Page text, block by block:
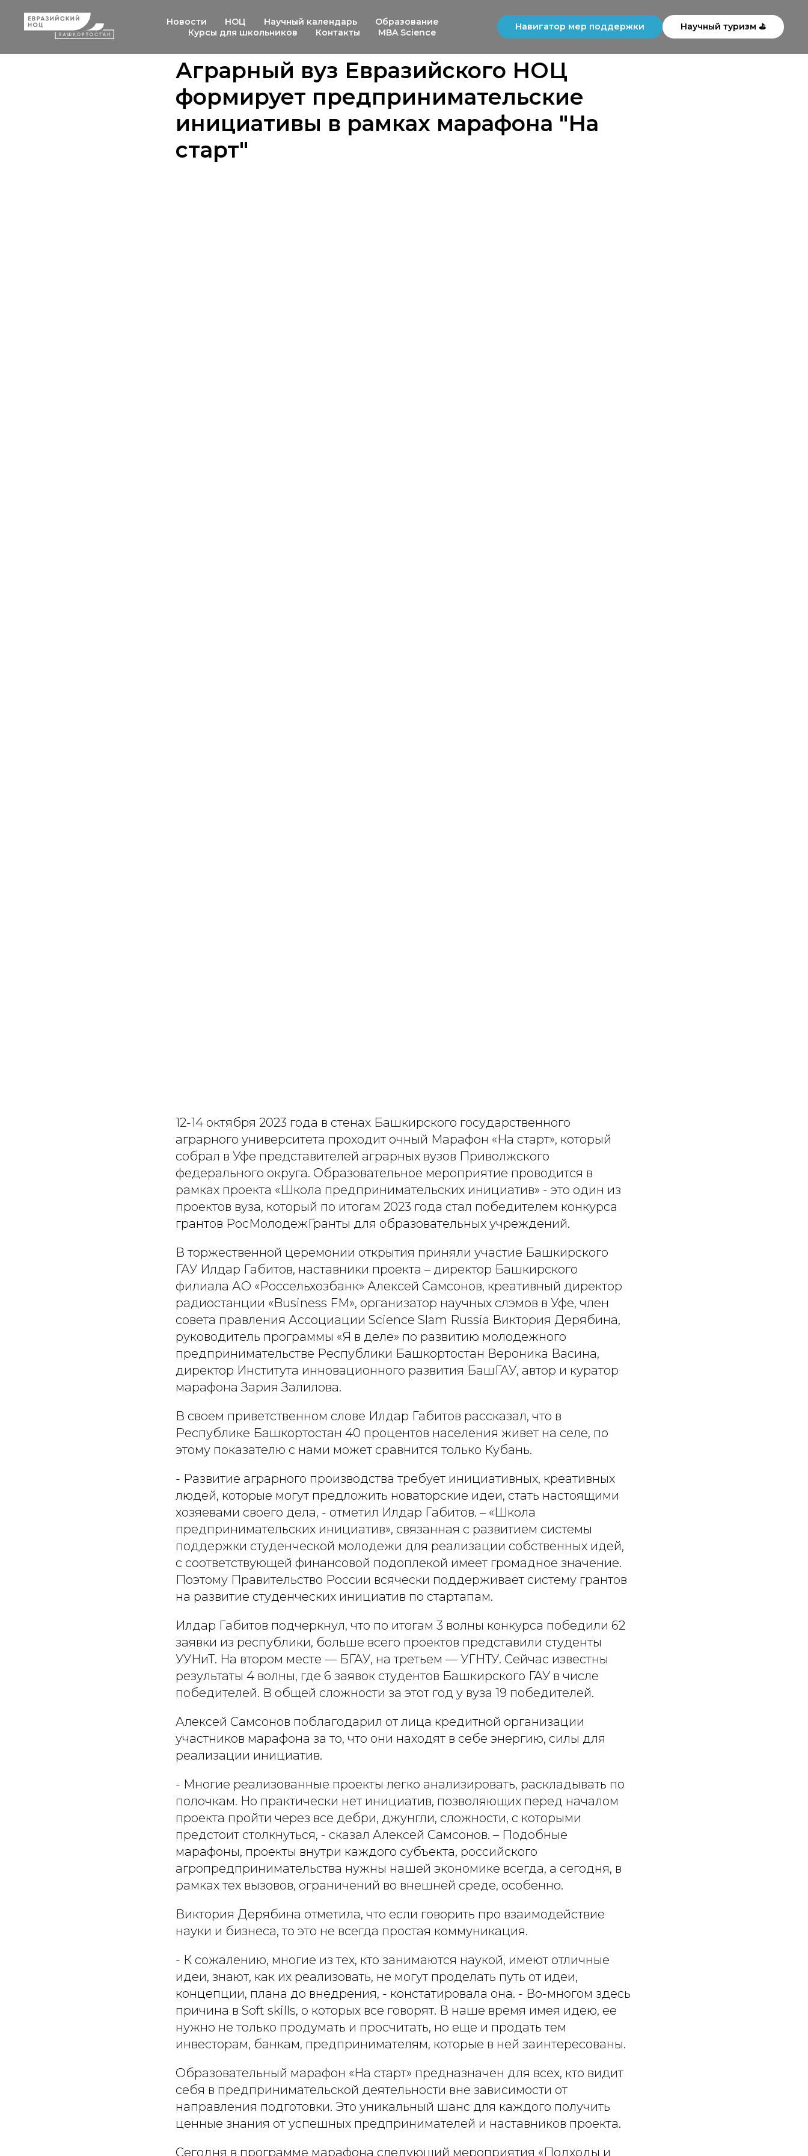
Новости НОЦ Научный календарь
Образование
Курсы для школьников
Контакты MBA Science
Навигатор мер поддержки Научный туризм ⛳
Аграрный вуз Евразийского НОЦ
формирует предпринимательские
инициативы в рамках марафона "На
старт"
12-14 октября 2023 года в стенах Башкирского государственного
аграрного университета проходит очный Марафон «На старт», который
собрал в Уфе представителей аграрных вузов Приволжского
федерального округа. Образовательное мероприятие проводится в
рамках проекта «Школа предпринимательских инициатив» - это один из
проектов вуза, который по итогам 2023 года стал победителем конкурса
грантов РосМолодежГранты для образовательных учреждений.
В торжественной церемонии открытия приняли участие Башкирского
ГАУ Илдар Габитов, наставники проекта – директор Башкирского
филиала АО «Россельхозбанк» Алексей Самсонов, креативный директор
радиостанции «Business FM», организатор научных слэмов в Уфе, член
совета правления Ассоциации Science Slam Russia Виктория Дерябина,
руководитель программы «Я в деле» по развитию молодежного
предпринимательстве Республики Башкортостан Вероника Васина,
директор Института инновационного развития БашГАУ, автор и куратор
марафона Зария Залилова.
В своем приветственном слове Илдар Габитов рассказал, что в
Республике Башкортостан 40 процентов населения живет на селе, по
этому показателю с нами может сравнится только Кубань.
- Развитие аграрного производства требует инициативных, креативных
людей, которые могут предложить новаторские идеи, стать настоящими
хозяевами своего дела, - отметил Илдар Габитов. – «Школа
предпринимательских инициатив», связанная с развитием системы
поддержки студенческой молодежи для реализации собственных идей,
с соответствующей финансовой подоплекой имеет громадное значение.
Поэтому Правительство России всячески поддерживает систему грантов
на развитие студенческих инициатив по стартапам.
Илдар Габитов подчеркнул, что по итогам 3 волны конкурса победили 62
заявки из республики, больше всего проектов представили студенты
УУНиТ. На втором месте — БГАУ, на третьем — УГНТУ. Сейчас известны
результаты 4 волны, где 6 заявок студентов Башкирского ГАУ в числе
победителей. В общей сложности за этот год у вуза 19 победителей.
Алексей Самсонов поблагодарил от лица кредитной организации
участников марафона за то, что они находят в себе энергию, силы для
реализации инициатив.
- Многие реализованные проекты легко анализировать, раскладывать по
полочкам. Но практически нет инициатив, позволяющих перед началом
проекта пройти через все дебри, джунгли, сложности, с которыми
предстоит столкнуться, - сказал Алексей Самсонов. – Подобные
марафоны, проекты внутри каждого субъекта, российского
агропредпринимательства нужны нашей экономике всегда, а сегодня, в
рамках тех вызовов, ограничений во внешней среде, особенно.
Виктория Дерябина отметила, что если говорить про взаимодействие
науки и бизнеса, то это не всегда простая коммуникация.
- К сожалению, многие из тех, кто занимаются наукой, имеют отличные
идеи, знают, как их реализовать, не могут проделать путь от идеи,
концепции, плана до внедрения, - констатировала она. - Во-многом здесь
причина в Soft skills, о которых все говорят. В наше время имея идею, ее
нужно не только продумать и просчитать, но еще и продать тем
инвесторам, банкам, предпринимателям, которые в ней заинтересованы.
Образовательный марафон «На старт» предназначен для всех, кто видит
себя в предпринимательской деятельности вне зависимости от
направления подготовки. Это уникальный шанс для каждого получить
ценные знания от успешных предпринимателей и наставников проекта.
Сегодня в программе марафона следующий мероприятия «Подходы и